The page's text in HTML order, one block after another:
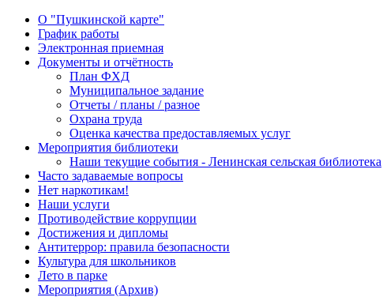
О "Пушкинской карте"
График работы
Электронная приемная
Документы и отчётность
План ФХД
Муниципальное задание
Отчеты / планы / разное
Охрана труда
Оценка качества предоставляемых услуг
Мероприятия библиотеки
Наши текущие события - Ленинская сельская библиотека
Часто задаваемые вопросы
Нет наркотикам!
Наши услуги
Противодействие коррупции
Достижения и дипломы
Антитеррор: правила безопасности
Культура для школьников
Лето в парке
Мероприятия (Архив)